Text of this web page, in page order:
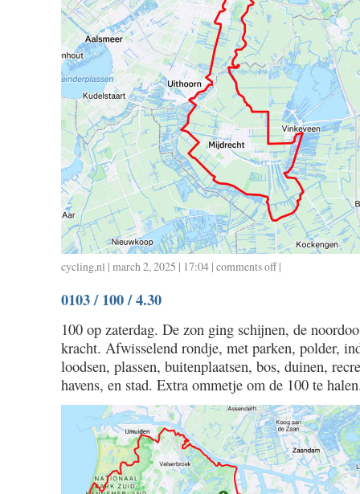
cycling,nl | march 2, 2025 | 17:04 | comments offon
/
3.00
|
0103 / 100 / 4.30
100 op zaterdag. De zon ging schijnen, de
kracht. Afwisselend rondje, met parken, polder,
loodsen, plassen, buitenplaatsen, bos, duinen,
havens, en stad. Extra ommetje om de 100 te